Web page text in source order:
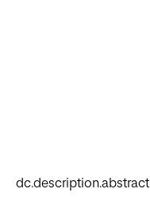
dc.description.abstract